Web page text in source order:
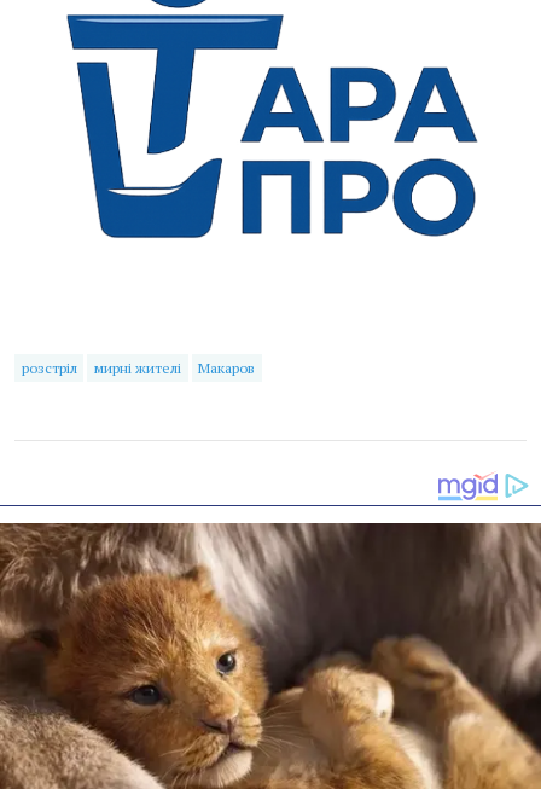
розстріл мирні жителі Макаров